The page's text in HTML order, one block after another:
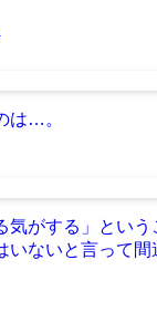
は…。
気がする」とい
いないと言って